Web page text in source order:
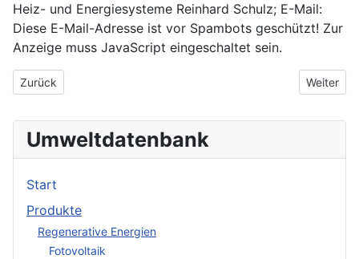
Heiz- und Energiesysteme Reinhard Schulz; E-Mail:
Diese E-Mail-Adresse ist vor Spambots geschützt! Zur
Anzeige muss JavaScript eingeschaltet sein.
Vorheriger Beitrag: GHS Falkensee Fachgroßhandel für
Zurück Nächster
Weiter
Umweltdatenbank
Start
Produkte
Regenerative Energien
Fotovoltaik